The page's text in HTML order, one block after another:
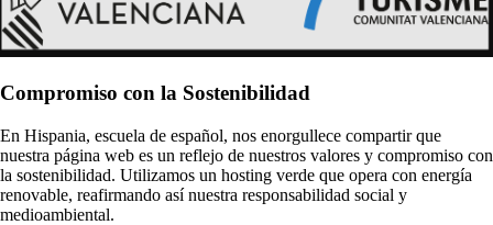
Compromiso con la Sostenibilidad
En Hispania, escuela de español, nos enorgullece compartir que
nuestra página web es un reflejo de nuestros valores y compromiso con
la sostenibilidad. Utilizamos un hosting verde que opera con energía
renovable, reafirmando así nuestra responsabilidad social y
medioambiental.